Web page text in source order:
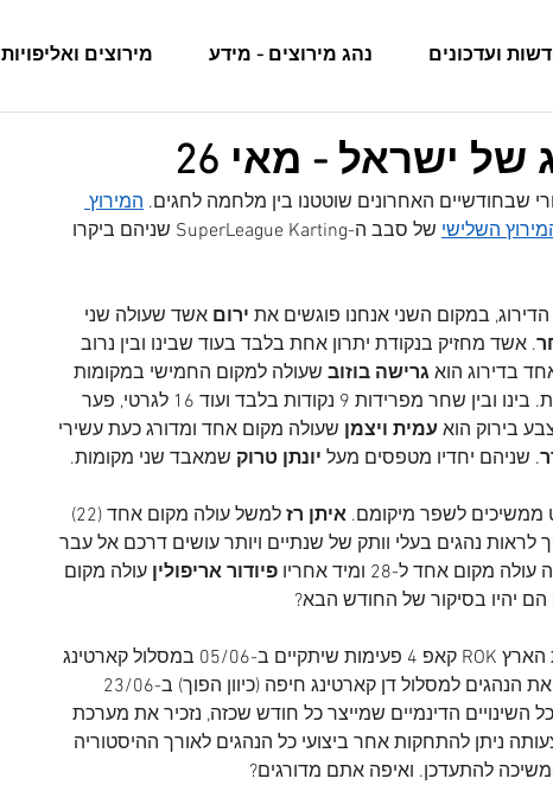
ועדכונים נהג מירוצים - מידע מירוצים ואליפויות
של ישראל - מאי 26
שבחודשיים האחרונים שוטטנו בין מלחמה לחגים. המירוץ
השלישי
של סבב ה-SuperLeague Karting שניהם ביקרו
במקום השני אנחנו פוגשים את ירום אשד שעולה שני
. אשד מחזיק בנקודת יתרון אחת בלבד בעוד שבינו ובין נרוב
גרישה בוזוב שעולה למקום החמישי במקומות
כשהפער בינהם עומד על 75 נקודות. בינו ובין שחר מפרידות 9 נקודות בלבד ועוד 16 לגרטי, פער
בירוק הוא עמית ויצמן שעולה מקום אחד ומדורג כעת עשירי
. שניהם יחדיו מטפסים מעל יונתן טרוק שמאבד שני מקומות.
ממשיכים לשפר מיקומם. איתן רז
למשל עולה מקום אחד (22)
נמשיך לראות נהגים בעלי וותק של שנתיים ויותר עושים דרכם אל עבר
מקום אחד ל-28 ומיד אחריו פיודור אריפולין עולה מקום
הם יהיו בסיקור של החודש הבא?
בסבב אליפות הארץ ROK קאפ 4 פעימות שיתקיים ב-05/06 במסלול קארטינג
השינויים הדינמיים שמייצר כל חודש שכזה, נזכיר את מערכת
ניתן להתחקות אחר ביצועי כל הנהגים לאורך ההיסטוריה
להתעדכן. ואיפה אתם מדורגים?